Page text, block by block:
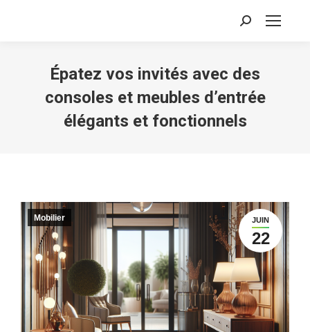
Recherche
Épatez vos invités avec des
consoles et meubles dʼentrée
élégants et fonctionnels
JUIN
22
Mobilier